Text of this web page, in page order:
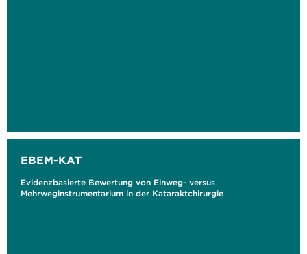
EBEM-KAT
Evidenzbasierte Bewertung von Einweg- versus
Mehrweginstrumentarium in der Kataraktchirurgie